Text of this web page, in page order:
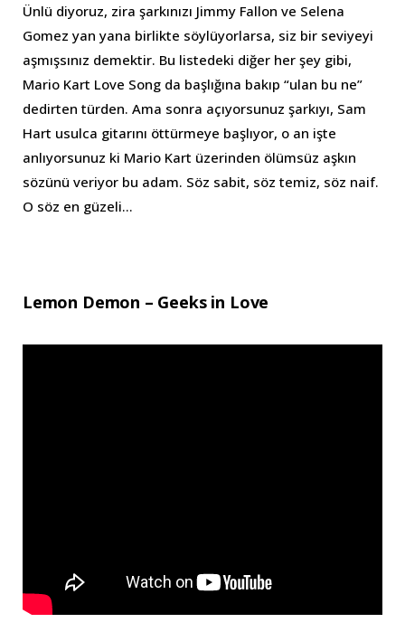
Ünlü diyoruz, zira şarkınızı Jimmy Fallon ve Selena
Gomez yan yana birlikte söylüyorlarsa, siz bir seviyeyi
aşmışsınız demektir. Bu listedeki diğer her şey gibi,
Mario Kart Love Song da başlığına bakıp “ulan bu ne”
dedirten türden. Ama sonra açıyorsunuz şarkıyı, Sam
Hart usulca gitarını öttürmeye başlıyor, o an işte
anlıyorsunuz ki Mario Kart üzerinden ölümsüz aşkın
sözünü veriyor bu adam. Söz sabit, söz temiz, söz naif.
O söz en güzeli…
Lemon Demon – Geeks in Love